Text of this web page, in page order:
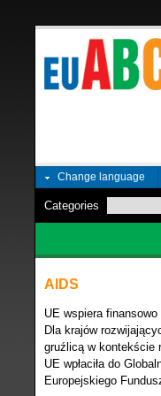
Change language
Categories
AIDS
UE wspiera
Dla krajów
gruźlicą w kontekście
UE wpłaciła do
Europejskiego